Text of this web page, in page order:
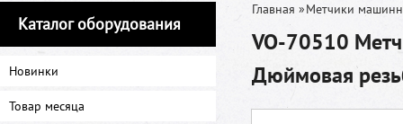
Каталог оборудования
Новинки
Товар месяца
Главная »Метчики
VO-70510
Дюймовая